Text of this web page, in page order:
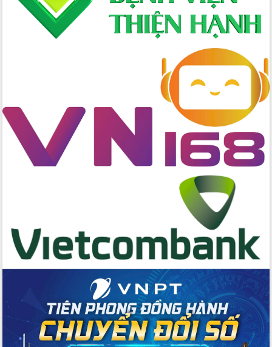
ven biển
Đắk Lắk nỗ lực thúc đẩy tăng trưởng
kinh tế từ 10% trở lên trong Quý
Thứ trưởng Bộ Y tế làm việc với tỉnh
Đắk Lắk về phát triển nhân lực y tế
cho trạm y tế cấp xã
Du lịch Đắk Lắk nâng tầm trải nghiệm
du khách thông qua Hệ thống cơ sở dữ
trao đổi thông tin trước Kỳ họp thứ
nhất, Quốc hội khóa XVI
Quyết liệt cải cách hành chính, khơi
thông nguồn lực phát triển
Nâng cao hiệu lực, hiệu quả HĐND
tỉnh thông qua hiện đại hóa hành chính
Xã Ea Phê gắn cải cách hành chính với
chuyển đổi số
Phó Chủ tịch Thường trực UBND tỉnh